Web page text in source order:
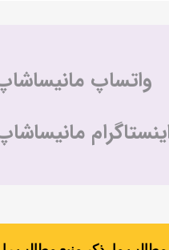
واتساپ